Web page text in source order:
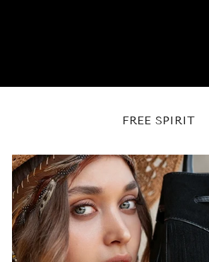
FREE SPIRIT